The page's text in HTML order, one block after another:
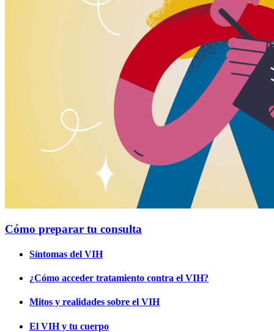
Cómo preparar tu consulta
Síntomas del VIH
¿Cómo acceder tratamiento contra el VIH?
Mitos y realidades sobre el VIH
El VIH y tu cuerpo